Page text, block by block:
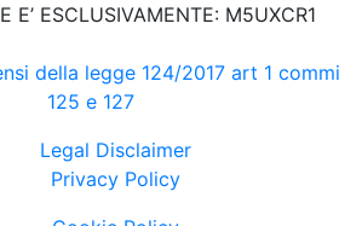
E’ ESCLUSIVAMENTE: M5UXCR1
della legge 124/2017 art 1 commi
125 e 127
Legal Disclaimer
Privacy Policy